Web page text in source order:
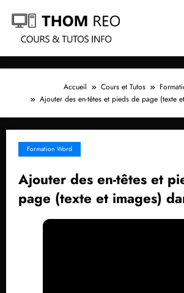
contenu
Accueil Cours et Tutos
Ajouter des en-têtes et pieds de page (texte
Formation Word
Ajouter des en-têtes et
page (texte et images)